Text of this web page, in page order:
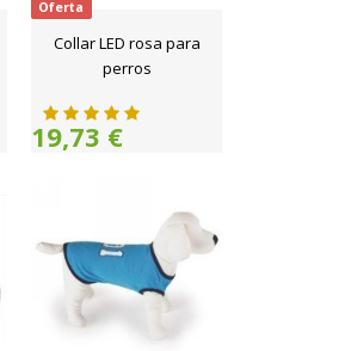
Oferta
Collar LED rosa para
perros
19,73 €